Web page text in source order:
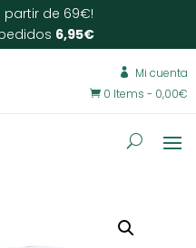
partir de 69€!
6,95€
 Mi cuenta
 0 Items - 0,00€